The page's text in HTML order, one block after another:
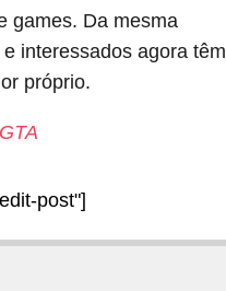
games. Da mesma
interessados agora têm
próprio.
post"]